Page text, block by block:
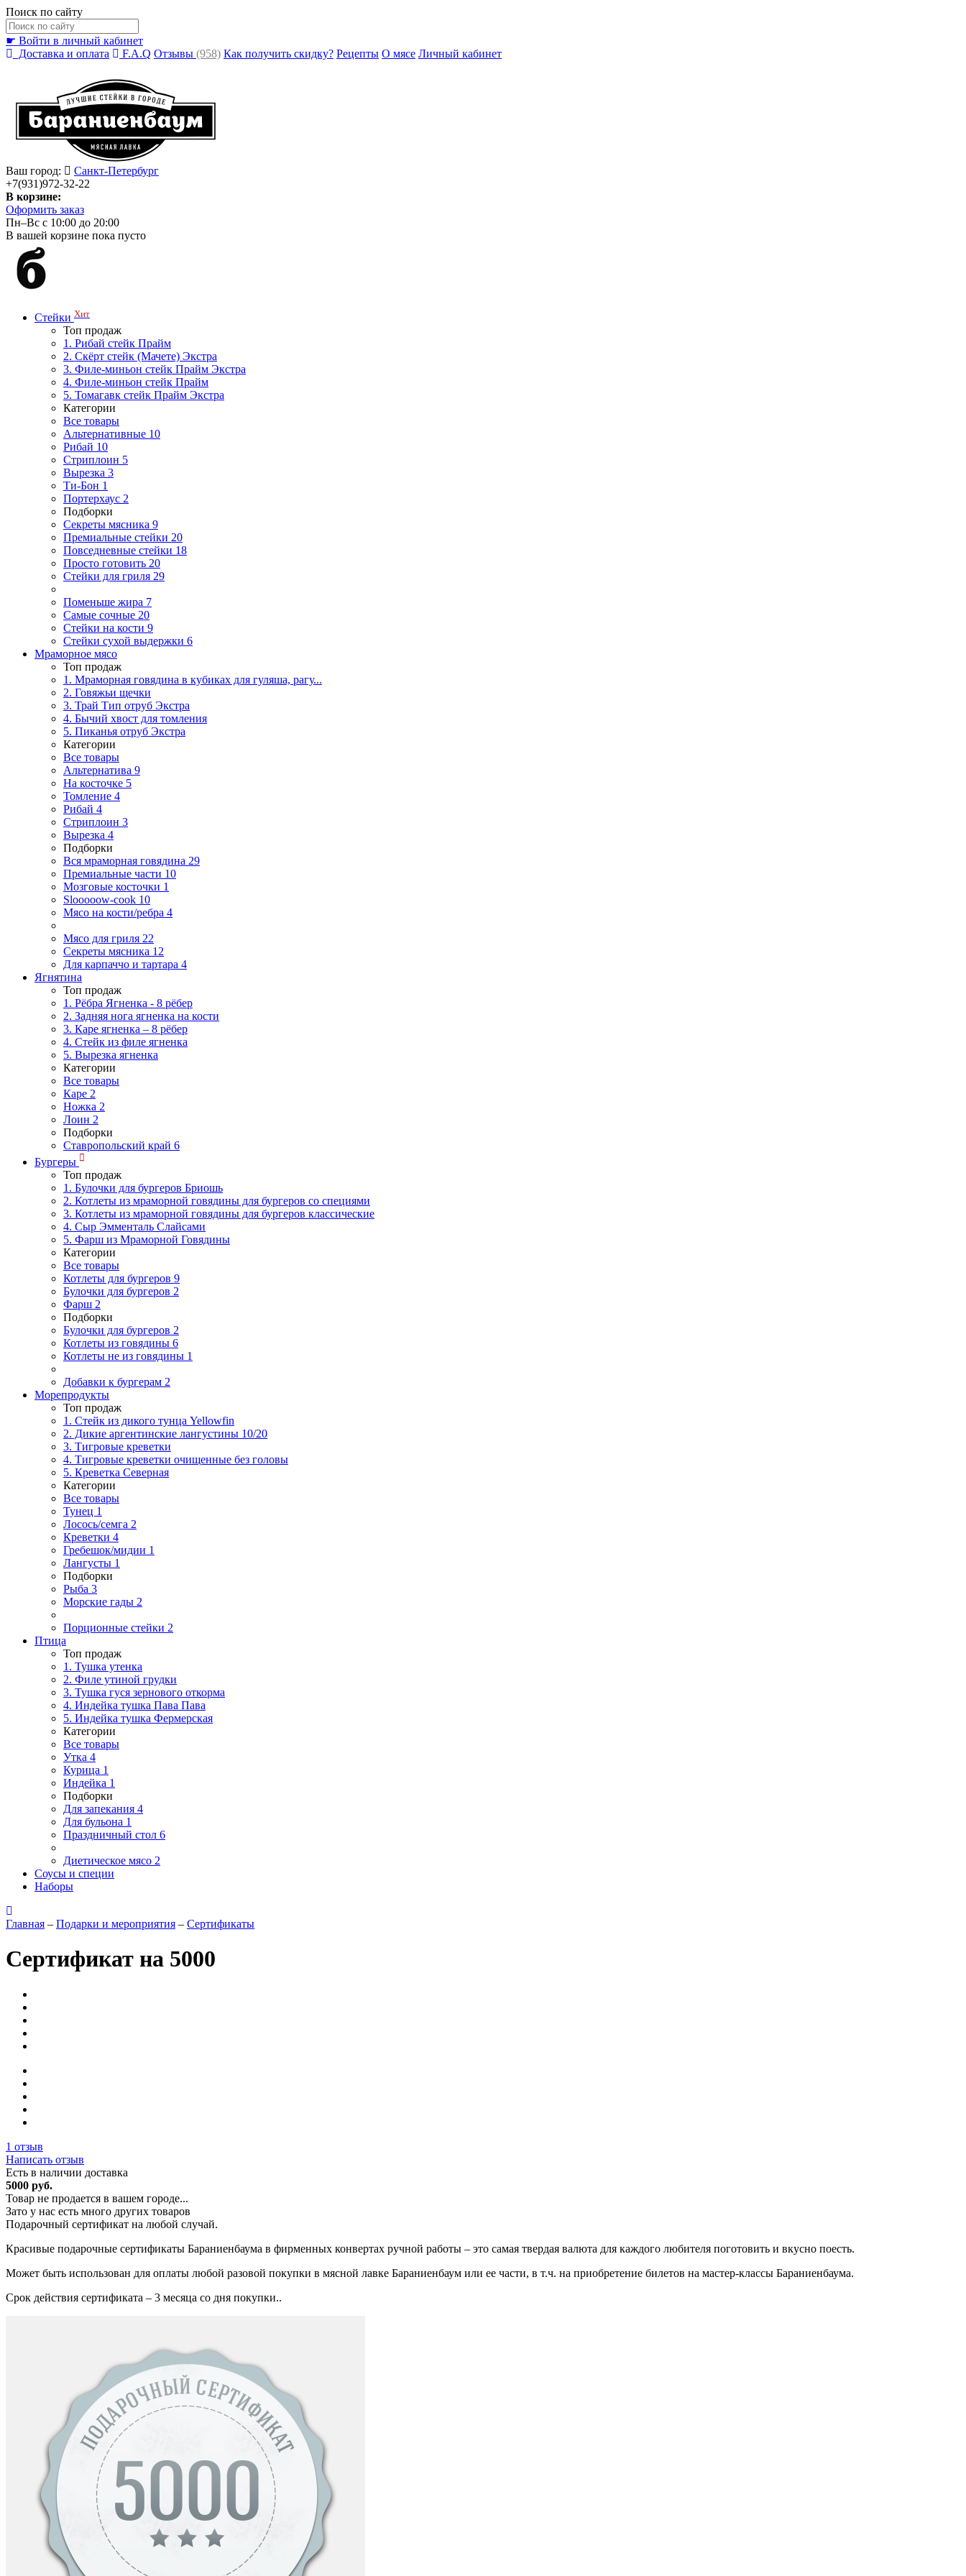
Поиск по сайту
☛ Войти в личный кабинет
Доставка и оплата
F.A.Q Отзывы (958) Как получить скидку? Рецепты О мясе Личный кабинет
Ваш город:
Санкт-Петербург
+7(931)972-32-22
В корзине:
Оформить заказ
Пн–Вс с 10:00 до 20:00
В вашей корзине пока пусто
Стейки Хит
Топ продаж
1. Рибай cтейк Прайм
2. Скёрт стейк (Мачете) Экстра
3. Филе-миньон стейк Прайм Экстра
4. Филе-миньон стейк Прайм
5. Томагавк стейк Прайм Экстра
Категории
Все товары
Альтернативные 10
Рибай 10
Стриплоин 5
Вырезка 3
Ти-Бон 1
Портерхаус 2
Подборки
Секреты мясника 9
Премиальные стейки 20
Повседневные стейки 18
Просто готовить 20
Стейки для гриля 29
Поменьше жира 7
Самые сочные 20
Стейки на кости 9
Стейки сухой выдержки 6
Мраморное мясо
Топ продаж
1. Мраморная говядина в кубиках для гуляша, рагу...
2. Говяжьи щечки
3. Трай Тип отруб Экстра
4. Бычий хвост для томления
5. Пиканья отруб Экстра
Категории
Все товары
Альтернатива 9
На косточке 5
Томление 4
Рибай 4
Стриплоин 3
Вырезка 4
Подборки
Вся мраморная говядина 29
Премиальные части 10
Мозговые косточки 1
Slooooow-cook 10
Мясо на кости/ребра 4
Мясо для гриля 22
Секреты мясника 12
Для карпаччо и тартара 4
Ягнятина
Топ продаж
1. Рёбра Ягненка - 8 рёбер
2. Задняя нога ягненка на кости
3. Каре ягненка – 8 рёбер
4. Стейк из филе ягненка
5. Вырезка ягненка
Категории
Все товары
Каре 2
Ножка 2
Лоин 2
Подборки
Ставропольский край 6
Бургеры
Топ продаж
1. Булочки для бургеров Бриошь
2. Котлеты из мраморной говядины для бургеров со специями
3. Котлеты из мраморной говядины для бургеров классические
4. Сыр Эмменталь Слайсами
5. Фарш из Мраморной Говядины
Категории
Все товары
Котлеты для бургеров 9
Булочки для бургеров 2
Фарш 2
Подборки
Булочки для бургеров 2
Котлеты из говядины 6
Котлеты не из говядины 1
Добавки к бургерам 2
Морепродукты
Топ продаж
1. Стейк из дикого тунца Yellowfin
2. Дикие аргентинские лангустины 10/20
3. Тигровые креветки
4. Тигровые креветки очищенные без головы
5. Креветка Cеверная
Категории
Все товары
Тунец 1
Лосось/семга 2
Креветки 4
Гребешок/мидии 1
Лангусты 1
Подборки
Рыба 3
Морские гады 2
Порционные стейки 2
Птица
Топ продаж
1. Тушка утенка
2. Филе утиной грудки
3. Тушка гуся зернового откорма
4. Индейка тушка Пава Пава
5. Индейка тушка Фермерская
Категории
Все товары
Утка 4
Курица 1
Индейка 1
Подборки
Для запекания 4
Для бульона 1
Праздничный стол 6
Диетическое мясо 2
Соусы и специи
Наборы
Главная – Подарки и мероприятия – Сертификаты
Сертификат на 5000
1 отзыв
Написать отзыв
Есть в наличии доставка
5000 руб.
Товар не продается в вашем городе...
Зато у нас есть много других товаров
Подарочный сертификат на любой случай.
Красивые подарочные сертификаты Бараниенбаума в фирменных конвертах ручной работы – это самая твердая валюта для каждого любителя поготовить и вкусно поесть.
Может быть использован для оплаты любой разовой покупки в мясной лавке Бараниенбаум или ее части, в т.ч. на приобретение билетов на мастер-классы Бараниенбаума.
Срок действия сертификата – 3 месяца со дня покупки..